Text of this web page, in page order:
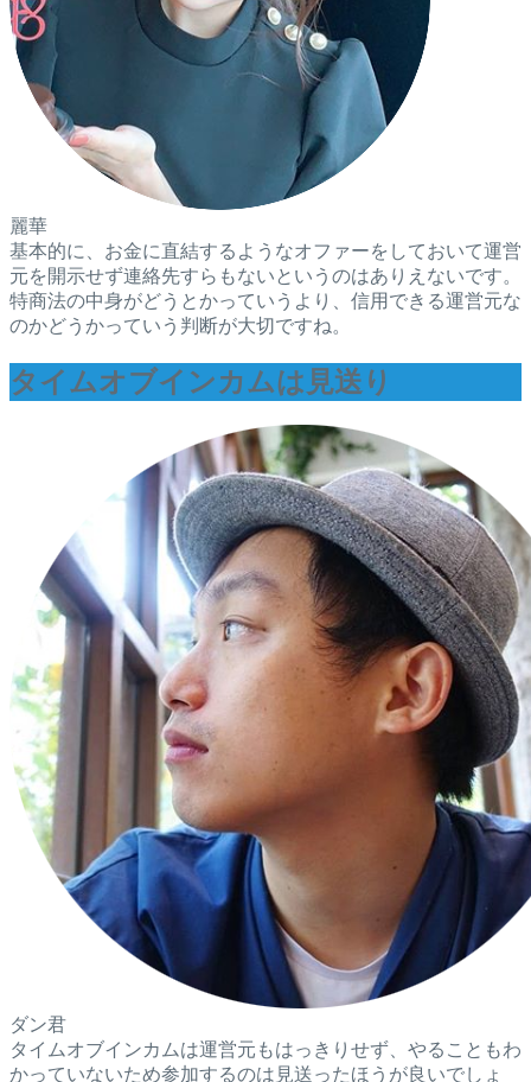
麗華
基本的に、お金に直結するようなオファーをしておいて運営
元を開示せず連絡先すらもないというのはありえないです。
特商法の中身がどうとかっていうより、信用できる運営元な
のかどうかっていう判断が大切ですね。
タイムオブインカムは見送り
ダン君
タイムオブインカムは運営元もはっきりせず、やることもわ
かっていないため参加するのは見送ったほうが良いでしょ